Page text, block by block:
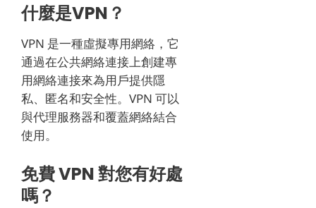
什麼是VPN？
VPN 是一種虛擬專用網絡，它
通過在公共網絡連接上創建專
用網絡連接來為用戶提供隱
私、匿名和安全性。 VPN 可以
與代理服務器和覆蓋網絡結合
使用。
免費 VPN 對您有好處
嗎？